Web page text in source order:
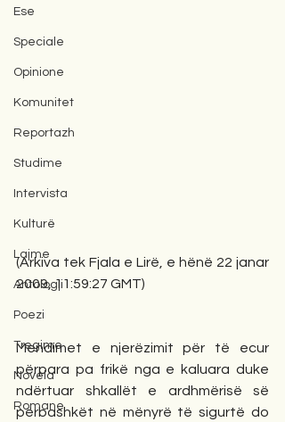
Ese
Speciale
Opinione
Komunitet
Reportazh
Studime
Intervista
Kulturë
Lajme
Antologji
Poezi
Tregime
Novela
Romane
(Arkiva tek Fjala e Lirë, e hënë 22 janar
2009, 11:59:27 GMT)
Mendimet e njerëzimit për të ecur
përpara pa frikë nga e kaluara duke
ndërtuar shkallët e ardhmërisë së
përbashkët në mënyrë të sigurtë do